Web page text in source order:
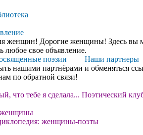
женщин! Дорогие женщины! Здесь вы
любое свое объявление.
поэзии
Наши партнеры
нашими партнёрами и обменяться
по обратной связи!
что тебе я сделала... Поэтический
женщины-поэты